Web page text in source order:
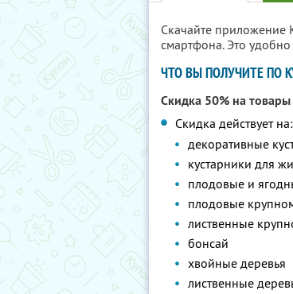
Скачайте приложение
смартфона. Это удобно
ЧТО ВЫ ПОЛУЧИТЕ ПО
Скидка 50% на
Скидка действует на:
декоративные
кустарники для
плодовые и
плодовые
лиственные
бонсай
хвойные деревья
лиственные